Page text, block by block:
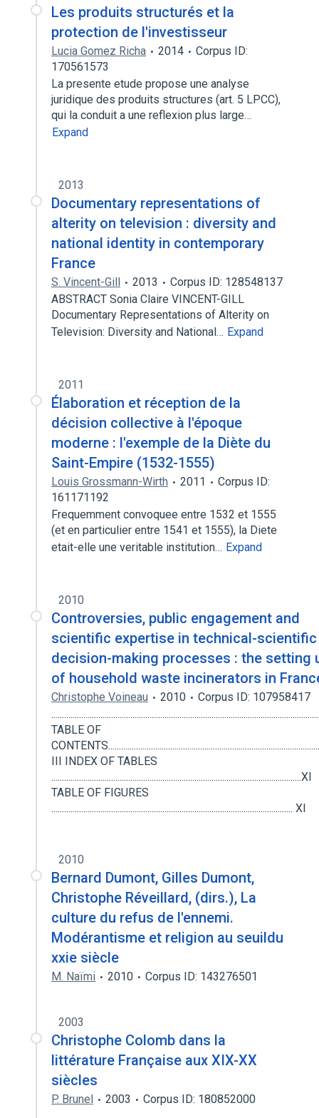
Les produits structurés et la
protection de l'investisseur
Lucia Gomez Richa 2014
Corpus ID:
170561573
La presente etude propose une analyse
juridique des produits structures (art. 5 LPCC),
qui la conduit a une reflexion plus large…
Expand
2013
Documentary representations of
alterity on television : diversity and
national identity in contemporary
France
S. Vincent-Gill 2013
Corpus ID: 128548137
ABSTRACT Sonia Claire VINCENT-GILL
Documentary Representations of Alterity on
Television: Diversity and National… Expand
2011
Élaboration et réception de la
décision collective à l'époque
moderne : l'exemple de la Diète du
Saint-Empire (1532-1555)
Louis Grossmann-Wirth 2011
Corpus ID:
161171192
Frequemment convoquee entre 1532 et 1555
(et en particulier entre 1541 et 1555), la Diete
etait-elle une veritable institution… Expand
2010
Controversies, public engagement and
scientific expertise in technical-scientific
decision-making processes : the setting
of household waste incinerators in
Christophe Voineau 2010
Corpus ID: 107958417
TABLE OF
III INDEX OF TABLES
.....................................................................................................................XI
TABLE OF FIGURES
................................................................................................................. XI
2010
Bernard Dumont, Gilles Dumont,
Christophe Réveillard, (dirs.), La
culture du refus de l'ennemi.
Modérantisme et religion au seuildu
xxie siècle
M. Naïmi 2010 Corpus ID: 143276501
2003
Christophe Colomb dans la
littérature Française aux XIX-XX
siècles
P. Brunel 2003 Corpus ID: 180852000